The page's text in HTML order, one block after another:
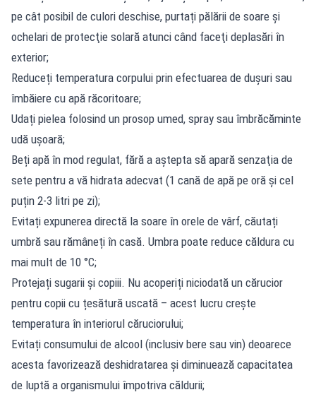
pe cât posibil de culori deschise, purtați pălării de soare și
ochelari de protecţie solară atunci când faceţi deplasări în
exterior;
Reduceți temperatura corpului prin efectuarea de duşuri sau
îmbăiere cu apă răcoritoare;
Udați pielea folosind un prosop umed, spray sau îmbrăcăminte
udă ușoară;
Beți apă în mod regulat, fără a aştepta să apară senzaţia de
sete pentru a vă hidrata adecvat (1 cană de apă pe oră și cel
puțin 2-3 litri pe zi);
Evitați expunerea directă la soare în orele de vârf, căutați
umbră sau rămâneți în casă. Umbra poate reduce căldura cu
mai mult de 10 °C;
Protejați sugarii și copiii. Nu acoperiți niciodată un cărucior
pentru copii cu țesătură uscată – acest lucru crește
temperatura în interiorul căruciorului;
Evitați consumului de alcool (inclusiv bere sau vin) deoarece
acesta favorizează deshidratarea şi diminuează capacitatea
de luptă a organismului împotriva căldurii;